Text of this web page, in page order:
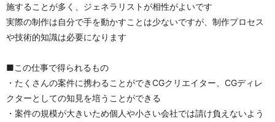
施することが多く、ジェネラリストが相性がよいです
実際の制作は自分で手を動かすことは少ないですが、制作プロセス
や技術的知識は必要になります
■この仕事で得られるもの
・たくさんの案件に携わることができCGクリエイター、CGディレ
クターとしての知見を培うことができる
・案件の規模が大きいため個人や小さい会社では請け負えないよう